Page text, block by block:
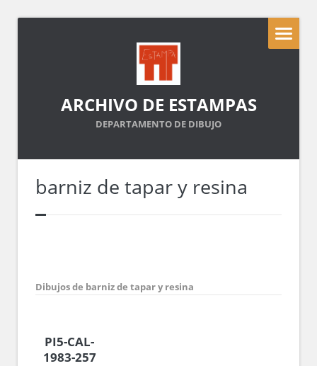
ARCHIVO DE ESTAMPAS
DEPARTAMENTO DE DIBUJO
barniz de tapar y resina
Dibujos de barniz de tapar y resina
PI5-CAL-
1983-257